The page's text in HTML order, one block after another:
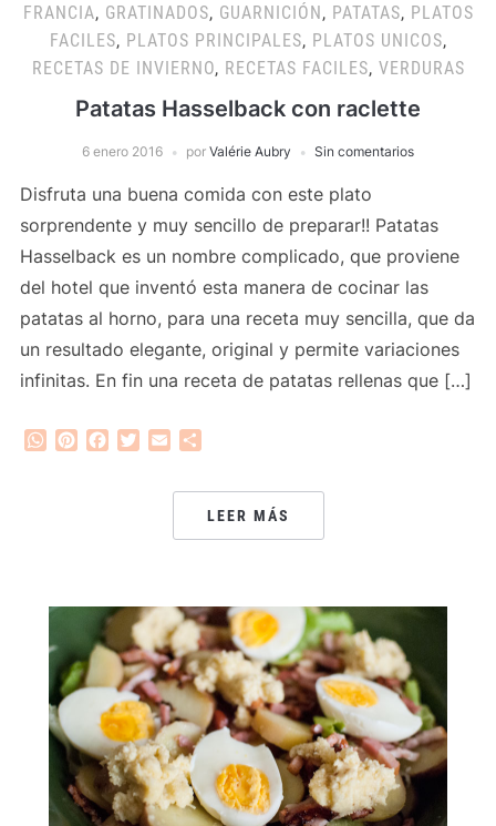
FRANCIA, GRATINADOS, GUARNICIÓN, PATATAS, PLATOS
FACILES, PLATOS PRINCIPALES, PLATOS UNICOS,
RECETAS DE INVIERNO, RECETAS FACILES, VERDURAS
Patatas Hasselback con raclette
6 enero 2016 por Valérie Aubry Sin comentarios
Disfruta una buena comida con este plato
sorprendente y muy sencillo de preparar!! Patatas
Hasselback es un nombre complicado, que proviene
del hotel que inventó esta manera de cocinar las
patatas al horno, para una receta muy sencilla, que da
un resultado elegante, original y permite variaciones
infinitas. En fin una receta de patatas rellenas que […]
WhatsApp
PinterestFacebook
Twitter
Email
LEER MÁS